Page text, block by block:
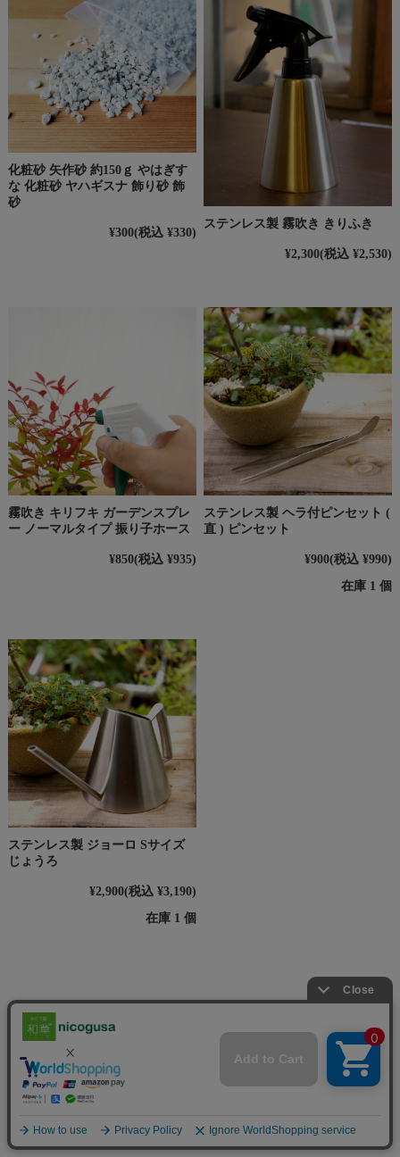
化粧砂 矢作砂 約150ｇ やはぎす
な 化粧砂 ヤハギスナ 飾り砂 飾
砂
¥300(税込 ¥330)
ステンレス製 霧吹き きりふき
¥2,300(税込 ¥2,530)
霧吹き キリフキ ガーデンスプレ
ー ノーマルタイプ 振り子ホース
¥850(税込 ¥935)
ステンレス製 ヘラ付ピンセット (
直 ) ピンセット
¥900(税込 ¥990)
在庫 1 個
ステンレス製 ジョーロ Sサイズ
じょうろ
¥2,900(税込 ¥3,190)
在庫 1 個